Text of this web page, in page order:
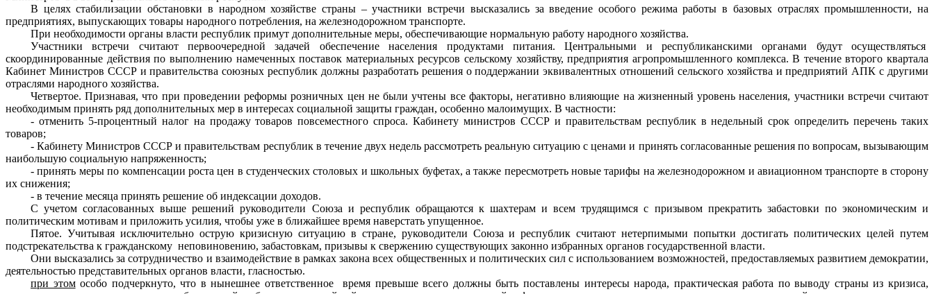
В целях стабилизации обстановки в народном хозяйстве страны – участники встречи высказались за введение особого режима работы в базовых отраслях промышленности, на
предприятиях, выпускающих товары народного потребления, на железнодорожном транспорте.
При необходимости органы власти республик примут дополнительные меры, обеспечивающие нормальную работу народного хозяйства.
Участники встречи считают первоочередной задачей обеспечение населения продуктами питания. Центральными и республиканскими органами будут осуществляться
скоординированные действия по выполнению намеченных поставок материальных ресурсов сельскому хозяйству, предприятия агропромышленного комплекса. В течение второго квартала
Кабинет Министров СССР и правительства союзных республик должны разработать решения о поддержании эквивалентных отношений сельского хозяйства и предприятий АПК с другими
отраслями народного хозяйства.
Четвертое. Признавая, что при проведении реформы розничных цен не были учтены все факторы, негативно влияющие на жизненный уровень населения, участники встречи считают
необходимым принять ряд дополнительных мер в интересах социальной защиты граждан, особенно малоимущих. В частности:
- отменить 5-процентный налог на продажу товаров повсеместного спроса. Кабинету министров СССР и правительствам республик в недельный срок определить перечень таких
товаров;
- Кабинету Министров СССР и правительствам республик в течение двух недель рассмотреть реальную ситуацию с ценами и принять согласованные решения по вопросам, вызывающим
наибольшую социальную напряженность;
- принять меры по компенсации роста цен в студенческих столовых и школьных буфетах, а также пересмотреть новые тарифы на железнодорожном и авиационном транспорте в сторону
их снижения;
- в течение месяца принять решение об индексации доходов.
С учетом согласованных выше решений руководители Союза и республик обращаются к шахтерам и всем трудящимся с призывом прекратить забастовки по экономическим и
политическим мотивам и приложить усилия, чтобы уже в ближайшее время наверстать упущенное.
Пятое. Учитывая исключительно острую кризисную ситуацию в стране, руководители Союза и республик считают нетерпимыми попытки достигать политических целей путем
подстрекательства к гражданскому неповиновению, забастовкам, призывы к свержению существующих законно избранных органов государственной власти.
Они высказались за сотрудничество и взаимодействие в рамках закона всех общественных и политических сил с использованием возможностей, предоставляемых развитием демократии,
деятельностью представительных органов власти, гласностью.
при этомособо подчеркнуто, что в нынешнее ответственное
время превыше всего должны быть поставлены интересы народа, практическая работа по выводу страны из кризиса,